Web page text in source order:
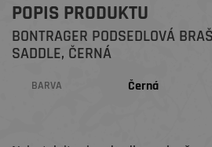
POPIS PRODUKTU
BONTRAGER PODSEDLOVÁ
SADDLE, ČERNÁ
BARVA Černá